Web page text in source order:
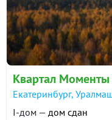
Квартал
Екатеринбург,
I-дом — дом сдан